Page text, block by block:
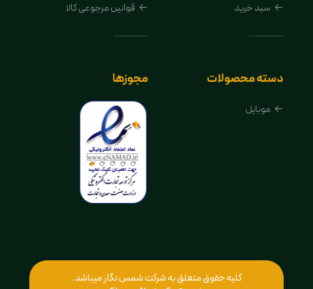
سبد خرید
قوانین مرجوعی کالا
دسته محصولات
موبایل
مجوزها
کلیه حقوق متعلق به شرکت شمس نگار میباشد.